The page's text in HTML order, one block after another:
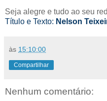
Seja alegre e tudo ao seu
Título e Texto: Nelson
às 15:10:00
Compartilhar
Nenhum comentário: